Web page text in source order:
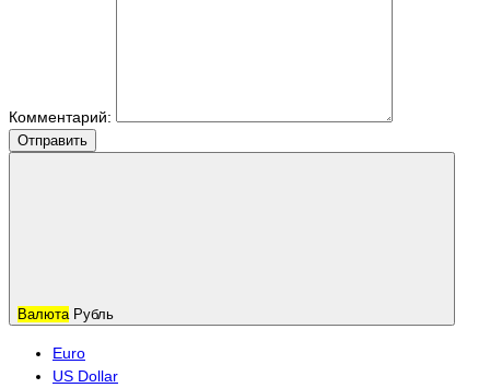
Комментарий:
Отправить
Валюта Рубль
Euro
US Dollar